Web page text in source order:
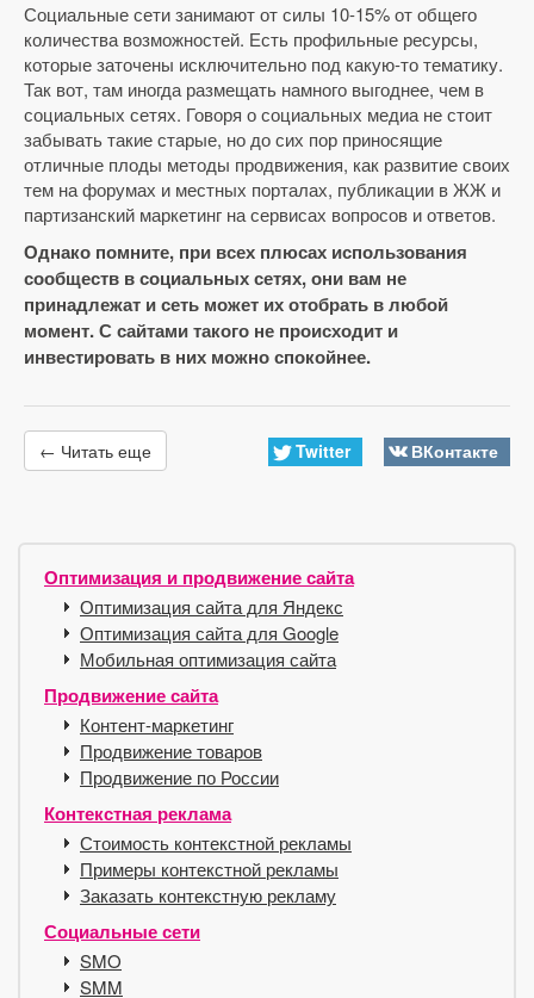
Социальные сети занимают от силы 10-15% от общего
количества возможностей. Есть профильные ресурсы,
которые заточены исключительно под какую-то тематику.
Так вот, там иногда размещать намного выгоднее, чем в
социальных сетях. Говоря о социальных медиа не стоит
забывать такие старые, но до сих пор приносящие
отличные плоды методы продвижения, как развитие своих
тем на форумах и местных порталах, публикации в ЖЖ и
партизанский маркетинг на сервисах вопросов и ответов.
Однако помните, при всех плюсах использования
сообществ в социальных сетях, они вам не
принадлежат и сеть может их отобрать в любой
момент. С сайтами такого не происходит и
инвестировать в них можно спокойнее.
← Читать еще Twitter ВКонтакте
Оптимизация и продвижение сайта
Оптимизация сайта для Яндекс
Оптимизация сайта для Google
Мобильная оптимизация сайта
Продвижение сайта
Контент-маркетинг
Продвижение товаров
Продвижение по России
Контекстная реклама
Стоимость контекстной рекламы
Примеры контекстной рекламы
Заказать контекстную рекламу
Социальные сети
SMO
SMM